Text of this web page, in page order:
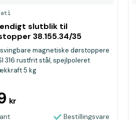
slutblik til
38.155.34/35
magnetiske dørstoppere
316 rustfrit stål, spejlpoleret
5 kg
kr
Bestillingsvare